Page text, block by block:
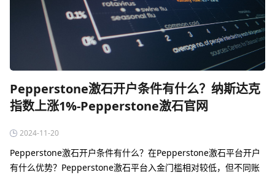
Pepperstone激石开户条件有什么？纳斯达克
指数上涨1%-Pepperstone激石官网
2024-11-20
Pepperstone激石开户条件有什么？在Pepperstone激石平台开户
有什么优势？Pepperstone激石平台入金门槛相对较低，但不同账